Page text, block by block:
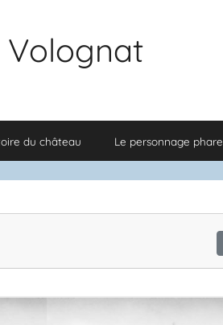
Volognat
du château Le personnage phare